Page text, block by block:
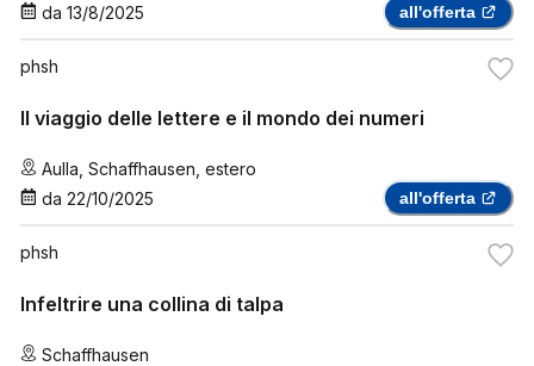
da 13/8/2025 all'offerta
phsh
Il viaggio delle lettere e il mondo dei numeri
Aulla Schaffhausen estero
da 22/10/2025 all'offerta
phsh
Infeltrire una collina di talpa
Schaffhausen